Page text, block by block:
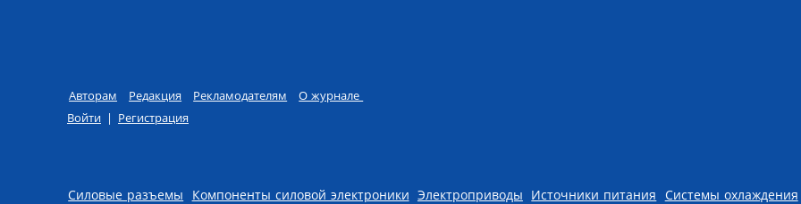
Авторам Редакция Рекламодателям
О журнале
Войти | Регистрация
Skip to content
Силовые разъемы Компоненты силовой электроники Электроприводы Источники питания Системы охлаждения